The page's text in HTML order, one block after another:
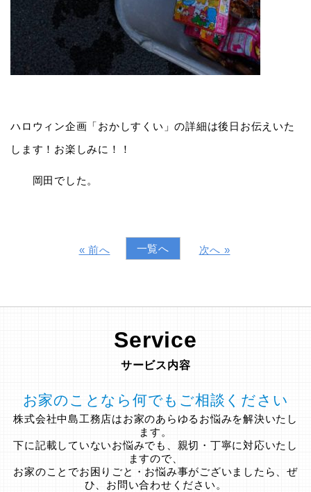
ハロウィン企画「おかしすくい」の詳細は後日お伝えいた
します！お楽しみに！！
岡田でした。
« 前へ 一覧へ 次へ »
Service
サービス内容
お家のことなら何でもご相談ください
株式会社中島工務店はお家のあらゆるお悩みを解決いたし
ます。
下に記載していないお悩みでも、親切・丁寧に対応いたし
ますので、
お家のことでお困りごと・お悩み事がございましたら、ぜ
ひ、お問い合わせください。